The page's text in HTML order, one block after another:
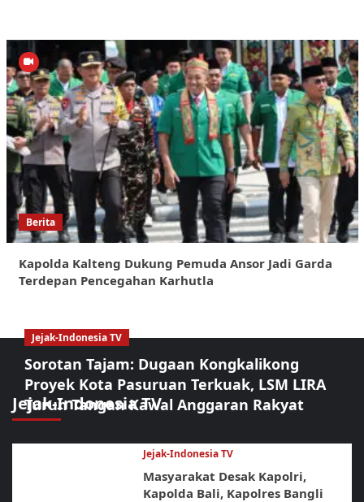
Berita
Kapolda Kalteng Dukung Pemuda Ansor Jadi Garda
Terdepan Pencegahan Karhutla
Jejak-Indonesia TV
Jejak-Indonesia TV
Sorotan Tajam: Dugaan Kongkalikong
Proyek Kota Pasuruan Terkuak, LSM LIRA
Turun Tangan Kawal Anggaran Rakyat
Jejak-Indonesia TV
Masyarakat Desak Kapolri,
Kapolda Bali, Kapolres Bangli